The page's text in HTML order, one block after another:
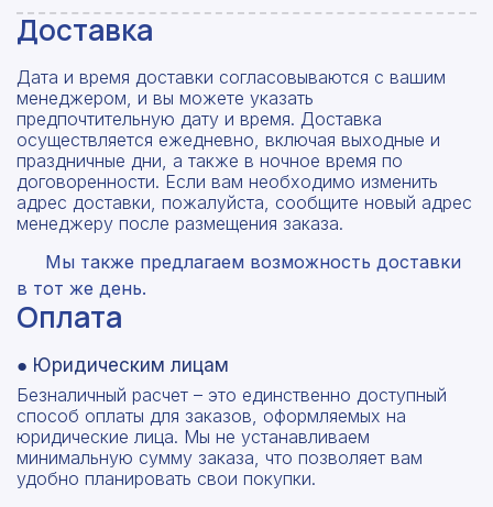
Доставка
Дата и время доставки согласовываются с вашим
менеджером, и вы можете указать
предпочтительную дату и время. Доставка
осуществляется ежедневно, включая выходные и
праздничные дни, а также в ночное время по
договоренности. Если вам необходимо изменить
адрес доставки, пожалуйста, сообщите новый адрес
менеджеру после размещения заказа.
Мы также предлагаем возможность доставки
в тот же день.
Оплата
● Юридическим лицам
Безналичный расчет – это единственно доступный
способ оплаты для заказов, оформляемых на
юридические лица. Мы не устанавливаем
минимальную сумму заказа, что позволяет вам
удобно планировать свои покупки.